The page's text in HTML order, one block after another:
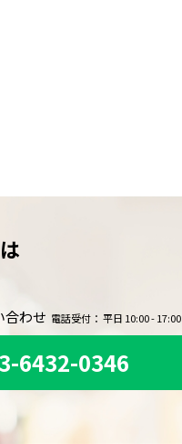
合わせ 電話受付： 平日 10:00 - 17:00
6432-0346